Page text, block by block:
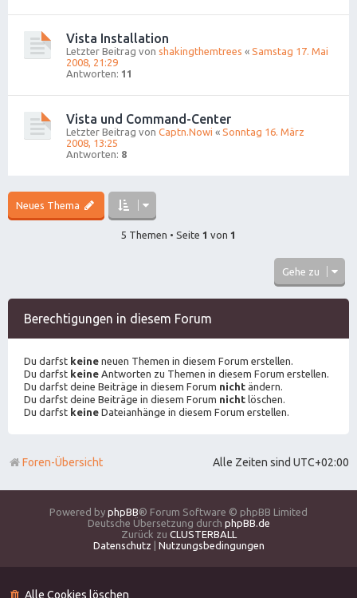
Vista Installation
Letzter Beitrag von shakingthemtrees « Samstag 17. Mai
2008, 21:29
Antworten: 11
Vista und Command-Center
Letzter Beitrag von Captn.Nowi « Sonntag 16. März
2008, 13:25
Antworten: 8
Neues Thema
5 Themen • Seite 1 von 1
Gehe zu
Berechtigungen in diesem Forum
Du darfst keine neuen Themen in diesem Forum erstellen.
Du darfst keine Antworten zu Themen in diesem Forum erstellen.
Du darfst deine Beiträge in diesem Forum nicht ändern.
Du darfst deine Beiträge in diesem Forum nicht löschen.
Du darfst keine Dateianhänge in diesem Forum erstellen.
Alle Zeiten sind UTC+02:00
Foren-Übersicht
Powered by phpBB® Forum Software © phpBB Limited
Deutsche Übersetzung durch phpBB.de
Zurück zu CLUSTERBALL
Datenschutz
Nutzungsbedingungen
Alle Cookies löschen